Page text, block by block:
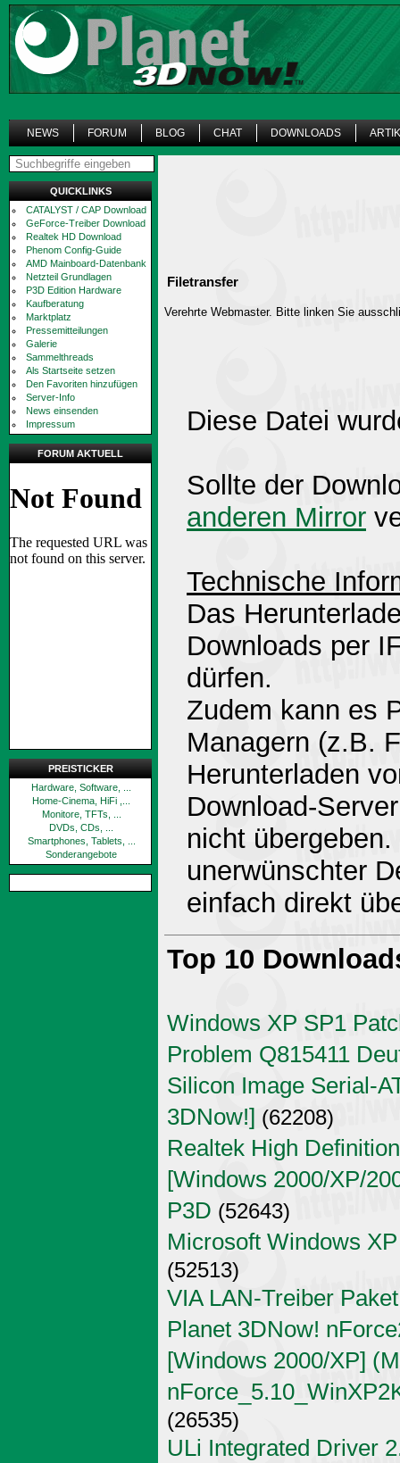
NEWS FORUM BLOG CHAT DOWNLOADS
QUICKLINKS
CATALYST / CAP Download
GeForce-Treiber Download
Realtek HD Download
Phenom Config-Guide
AMD Mainboard-Datenbank
Netzteil Grundlagen
P3D Edition Hardware
Kaufberatung
Marktplatz
Pressemitteilungen
Galerie
Sammelthreads
Als Startseite setzen
Den Favoriten hinzufügen
Server-Info
News einsenden
Impressum
FORUM AKTUELL
PREISTICKER
Hardware, Software, ...
Home-Cinema, HiFi ,...
Monitore, TFTs, ...
DVDs, CDs, ...
Smartphones, Tablets, ...
Sonderangebote
Filetransfer
Verehrte Webmaster. Bitte linken Sie
Diese Datei
Sollte der
anderen Mirror
Technische
Das
Downloads per
dürfen.
Zudem kann es
Managern (z.B.
Herunterladen
Download-
nicht
unerwünschter
einfach direkt
Top 10
Windows XP SP1
Problem Q815411
Silicon Image Serial-
3DNow!] (62208)
Realtek High
[Windows 2000/XP/
P3D (52643)
Microsoft Windows
(52513)
VIA LAN-Treiber
Planet 3DNow!
[Windows 2000/XP]
(26535)
ULi Integrated Driver